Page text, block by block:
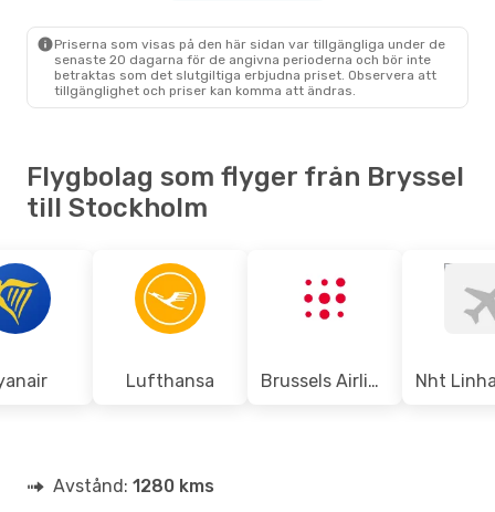
Priserna som visas på den här sidan var tillgängliga under de
senaste 20 dagarna för de angivna perioderna och bör inte
betraktas som det slutgiltiga erbjudna priset. Observera att
tillgänglighet och priser kan komma att ändras.
Flygbolag som flyger från Bryssel
till Stockholm
Lufthansa Brussels Airlines
Avstånd: 1280 kms